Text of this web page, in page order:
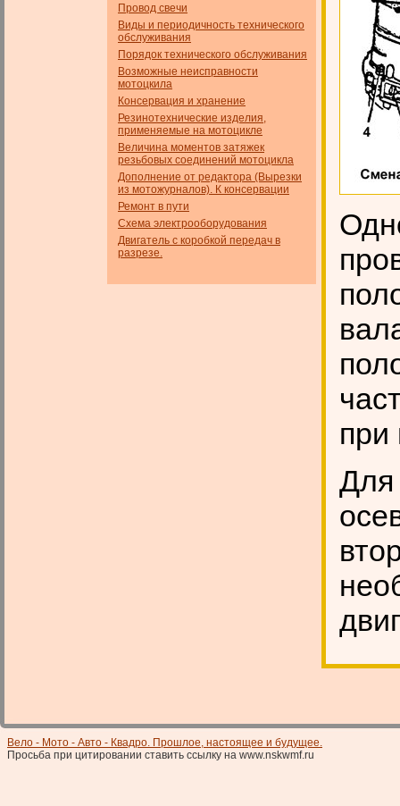
Провод свечи
Виды и периодичность технического
обслуживания
Порядок технического обслуживания
Возможные неисправности
мотоцкила
Консервация и хранение
Резинотехнические изделия,
применяемые на мотоцикле
Величина моментов затяжек
резьбовых соединений мотоцикла
Дополнение от редактора (Вырезки
из мотожурналов). К консервации
Ремонт в пути
Схема электрооборудования
Двигатель с коробкой передач в
разрезе.
при
Для
Вело - Мото - Авто - Квадро. Прошлое, настоящее и будущее.
Просьба при цитировании ставить ссылку на www.nskwmf.ru